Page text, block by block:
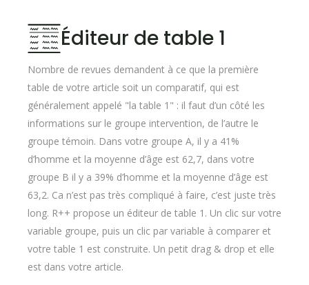
Éditeur de table 1
Nombre de revues demandent à ce que la première
table de votre article soit un comparatif, qui est
généralement appelé "la table 1" : il faut d’un côté les
informations sur le groupe intervention, de l’autre le
groupe témoin. Dans votre groupe A, il y a 41%
d’homme et la moyenne d’âge est 62,7, dans votre
groupe B il y a 39% d’homme et la moyenne d’âge est
63,2. Ca n’est pas très compliqué à faire, c’est juste très
long. R++ propose un éditeur de table 1. Un clic sur votre
variable groupe, puis un clic par variable à comparer et
votre table 1 est construite. Un petit drag & drop et elle
est dans votre article.